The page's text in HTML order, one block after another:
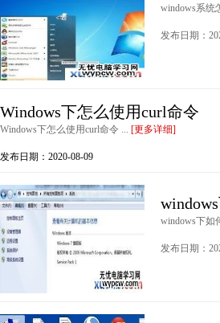
windows系统
发布日期：
Windows下怎么使用curl命令
Windows下怎么使用curl命令 ... [更多详细]
发布日期：2020-08-09
windows下如
发布日期：